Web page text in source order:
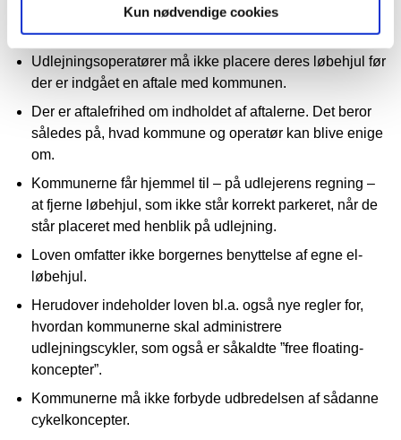
Kun nødvendige cookies
område, kan kommunen fastsætte et loft over hvor
mange.
Udlejningsoperatører må ikke placere deres løbehjul før
der er indgået en aftale med kommunen.
Der er aftalefrihed om indholdet af aftalerne. Det beror
således på, hvad kommune og operatør kan blive enige
om.
Kommunerne får hjemmel til – på udlejerens regning –
at fjerne løbehjul, som ikke står korrekt parkeret, når de
står placeret med henblik på udlejning.
Loven omfatter ikke borgernes benyttelse af egne el-
løbehjul.
Herudover indeholder loven bl.a. også nye regler for,
hvordan kommunerne skal administrere
udlejningscykler, som også er såkaldte ”free floating-
koncepter”.
Kommunerne må ikke forbyde udbredelsen af sådanne
cykelkoncepter.